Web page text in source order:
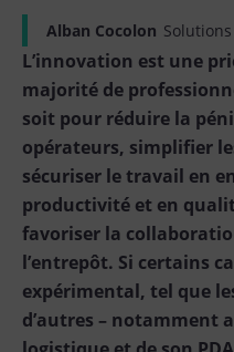
Alban Cocolon
L’innovation est une
majorité de
soit pour réduire la
opérateurs, simplifier
sécuriser le travail en
productivité et en
favoriser la
l’entrepôt. Si certains
expérimental, tel que
d’autres – notamment